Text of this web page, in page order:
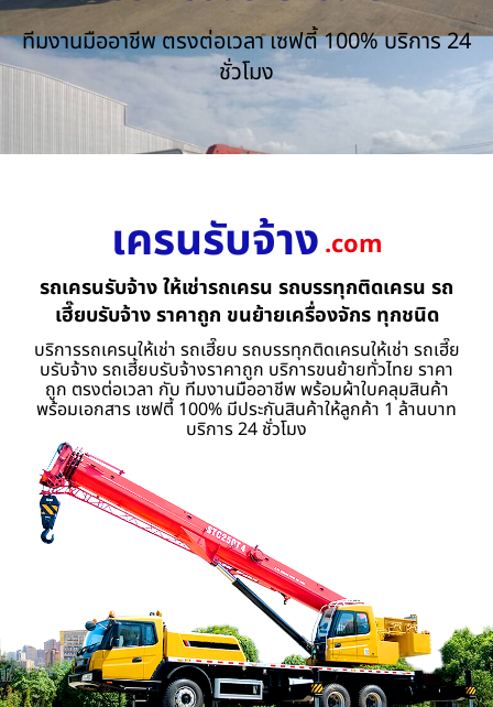
ทีมงานมืออาชีพ ตรงต่อเวลา เซฟตี้ 100% บริการ 24
ชั่วโมง
เครนรับจ้าง .com
รถเครนรับจ้าง ให้เช่ารถเครน รถบรรทุกติดเครน รถ
เฮี๊ยบรับจ้าง ราคาถูก ขนย้ายเครื่องจักร ทุกชนิด
บริการรถเครนให้เช่า รถเฮี๊ยบ รถบรรทุกติดเครนให้เช่า รถเฮี๊ย
บรับจ้าง รถเฮี้ยบรับจ้างราคาถูก บริการขนย้ายทั่วไทย ราคา
ถูก ตรงต่อเวลา กับ ทีมงานมืออาชีพ พร้อมผ้าใบคลุมสินค้า
พร้อมเอกสาร เซฟตี้ 100% มีประกันสินค้าให้ลูกค้า 1 ล้านบาท
บริการ 24 ชั่วโมง